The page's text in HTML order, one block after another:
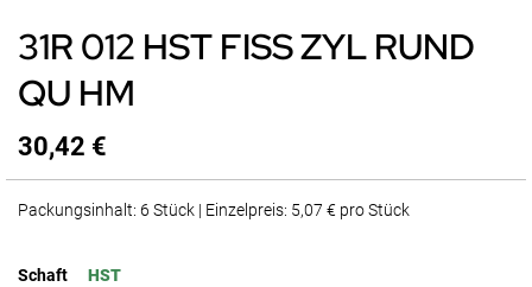
31R 012 HST FISS ZYL RUND
QU HM
30,42 €
Packungsinhalt: 6 Stück | Einzelpreis: 5,07 € pro Stück
Schaft HST